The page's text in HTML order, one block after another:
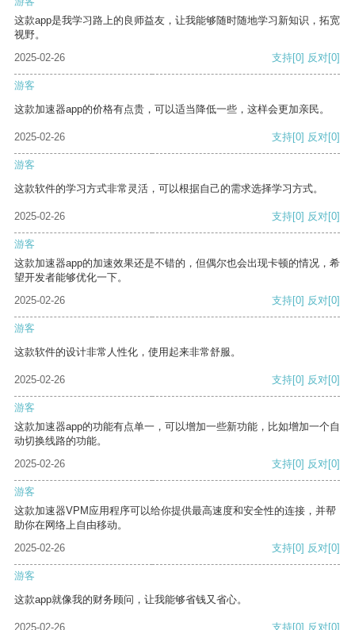
这款app是我学习路上的良师益友，让我能够随时随地学习新知识，拓宽
视野。
2025-02-26
支持[0] 反对[0]
游客
这款加速器app的价格有点贵，可以适当降低一些，这样会更加亲民。
2025-02-26 支持[0] 反对[0]
游客
这款软件的学习方式非常灵活，可以根据自己的需求选择学习方式。
2025-02-26 支持[0] 反对[0]
游客
这款加速器app的加速效果还是不错的，但偶尔也会出现卡顿的情况，希
望开发者能够优化一下。
2025-02-26
支持[0] 反对[0]
游客
这款软件的设计非常人性化，使用起来非常舒服。
2025-02-26 支持[0] 反对[0]
游客
这款加速器app的功能有点单一，可以增加一些新功能，比如增加一个自
动切换线路的功能。
2025-02-26
支持[0] 反对[0]
游客
这款加速器VPM应用程序可以给你提供最高速度和安全性的连接，并帮
助你在网络上自由移动。
2025-02-26
支持[0] 反对[0]
游客
这款app就像我的财务顾问，让我能够省钱又省心。
2025-02-26 支持[0] 反对[0]